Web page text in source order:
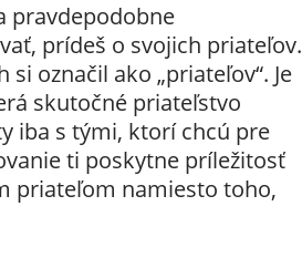
pravdepodobne
prídeš o svojich priateľov.
označil ako „priateľov“. Je
skutočné priateľstvo
iba s tými, ktorí chcú pre
ti poskytne príležitosť
priateľom namiesto toho,